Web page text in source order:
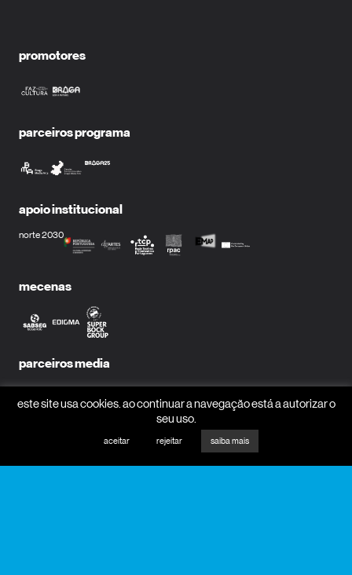
promotores
parceiros programa
apoio institucional
norte 2030
mecenas
parceiros media
receber newsletter?
este site usa cookies. ao continuar a navegação está a autorizar o
seu uso.
aceitar rejeitar saiba mais